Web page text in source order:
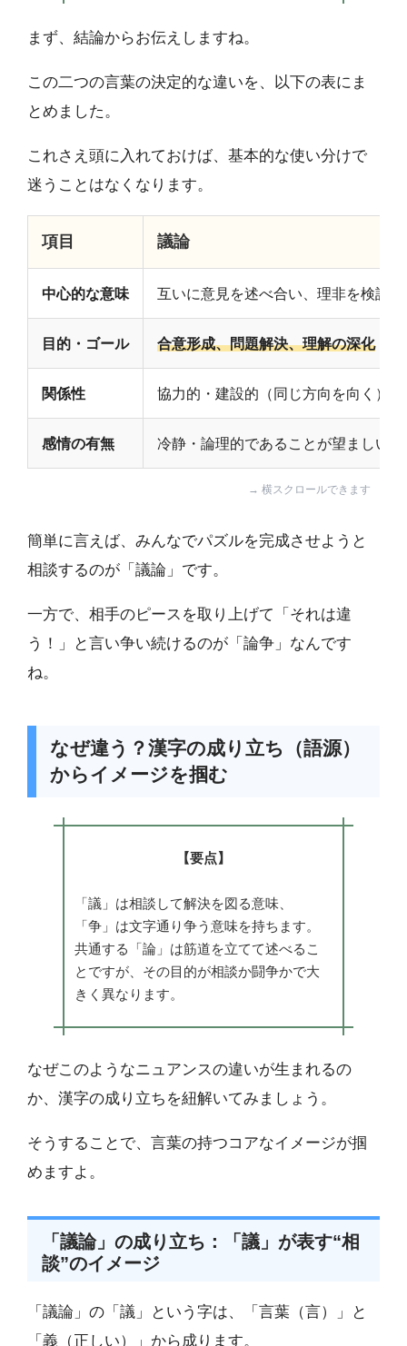
まず、結論からお伝えしますね。
この二つの言葉の決定的な違いを、以下の表にま
とめました。
これさえ頭に入れておけば、基本的な使い分けで
迷うことはなくなります。
項目 議論
中心的な意味 互いに意見を述べ合い、理非を検討
目的・ゴール 合意形成、問題解決、理解の深化
関係性 協力的・建設的（同じ方向を向く）
感情の有無 冷静・論理的であることが望ましい
簡単に言えば、みんなでパズルを完成させようと
相談するのが「議論」です。
一方で、相手のピースを取り上げて「それは違
う！」と言い争い続けるのが「論争」なんです
ね。
なぜ違う？漢字の成り立ち（語源）
からイメージを掴む
【要点】
「議」は相談して解決を図る意味、
「争」は文字通り争う意味を持ちます。
共通する「論」は筋道を立てて述べるこ
とですが、その目的が相談か闘争かで大
きく異なります。
なぜこのようなニュアンスの違いが生まれるの
か、漢字の成り立ちを紐解いてみましょう。
そうすることで、言葉の持つコアなイメージが掴
めますよ。
「議論」の成り立ち：「議」が表す“相
談”のイメージ
「議論」の「議」という字は、「言葉（言）」と
「義（正しい）」から成ります。